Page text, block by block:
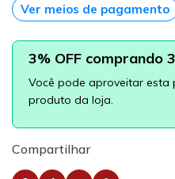
Ver meios de pagamento
3% OFF comprando
Você pode aproveitar
produto da loja.
Compartilhar